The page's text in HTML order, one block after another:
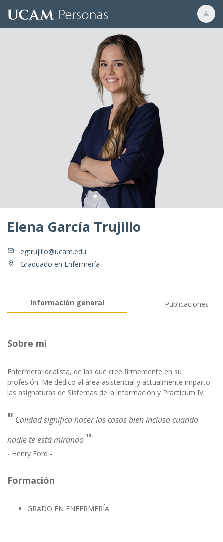
Elena García Trujillo
egtrujillo@ucam.edu
Graduado en Enfermería
Información general Publicaciones
Sobre mi
Enfermera idealista, de las que cree firmemente en su
profesión. Me dedico al área asistencial y actualmente imparto
las asignaturas de Sistemas de la información y Practicum IV.
" Calidad significa hacer las cosas bien incluso cuando
nadie te está mirando "
- Henry Ford -
Formación
GRADO EN ENFERMERÍA